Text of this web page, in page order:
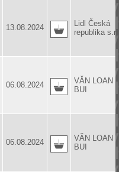
13.08.2024
Lidl Česká
republika
06.08.2024
VĂN LOAN
BUI
06.08.2024
VĂN LOAN
BUI